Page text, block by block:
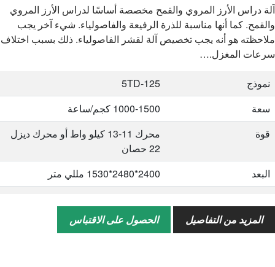
آلة دراس الأرز المروي والقمح مخصصة أساسًا لدراس الأرز المروي
والقمح. كما أنها مناسبة للذرة الرفيعة والفاصولياء. شيء آخر يجب
ملاحظته هو أنه يجب تخصيص آلة لقشر الفاصولياء. ذلك بسبب اختلاف
سرعات المغزل.…
نموذج
5TD-125
سعة
1000-1500 كجم/ساعة
قوة
محرك 11-13 كيلو واط أو محرك ديزل
22 حصان
البعد
2400*2480*1530 مللي متر
المزيد من التفاصيل
الحصول على الاقتباس